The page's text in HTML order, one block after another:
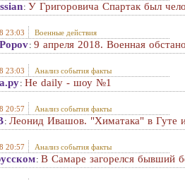
: У Григоровича Спартак был
23:03 Военные действия
: 9 апреля 2018. Военная
23:03 Анализ события факты
: Не daily - шоу №1
20:57 Анализ события факты
: Леонид Ивашов. "Химатака" в Гуте
20:57 Анализ события факты
: В Самаре загорелся бывший